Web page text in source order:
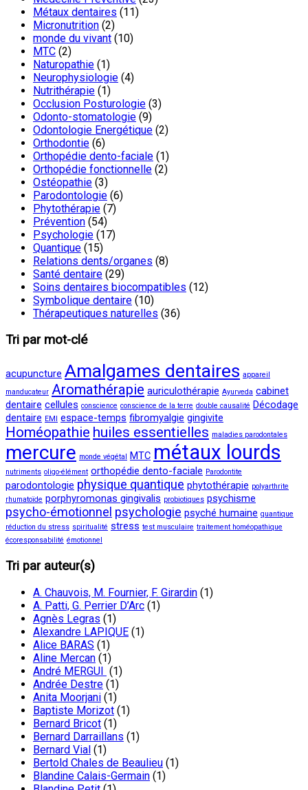
Métaux dentaires (11)
Micronutrition (2)
monde du vivant (10)
MTC (2)
Naturopathie (1)
Neurophysiologie (4)
Nutrithérapie (1)
Occlusion Posturologie (3)
Odonto-stomatologie (9)
Odontologie Energétique (2)
Orthodontie (6)
Orthopédie dento-faciale (1)
Orthopédie fonctionnelle (2)
Ostéopathie (3)
Parodontologie (6)
Phytothérapie (7)
Prévention (54)
Psychologie (17)
Quantique (15)
Relations dents/organes (8)
Santé dentaire (29)
Soins dentaires biocompatibles (12)
Symbolique dentaire (10)
Thérapeutiques naturelles (36)
Tri par mot-clé
acupuncture Amalgames dentaires appareil
manducateur Aromathérapie auriculothérapie Ayurveda cabinet
dentaire cellules conscience conscience de la terre double causalité Décodage
dentaire EMI espace-temps fibromyalgie gingivite
Homéopathie huiles essentielles maladies parodontales
mercure monde végétal MTC métaux lourds
nutriments oligo-élément orthopédie dento-faciale Parodontite
parodontologie physique quantique phytothérapie polyarthrite
rhumatoïde porphyromonas gingivalis probiotiques psychisme
psycho-émotionnel psychologie psyché humaine quantique
réduction du stress spiritualité stress test musculaire traitement homéopathique
écoresponsabilité émotionnel
Tri par auteur(s)
A. Chauvois, M. Fournier, F. Girardin (1)
A. Patti, G. Perrier D’Arc (1)
Agnès Legras (1)
Alexandre LAPIQUE (1)
Alice BARAS (1)
Aline Mercan (1)
André MERGUI
(1)
Andrée Destre (1)
Anita Moorjani (1)
Baptiste Morizot (1)
Bernard Bricot (1)
Bernard Darraillans (1)
Bernard Vial (1)
Bertold Chales de Beaulieu (1)
Blandine Calais-Germain (1)